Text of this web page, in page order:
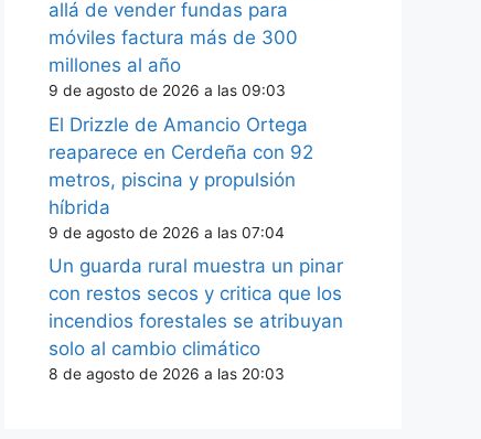
allá de vender fundas para
móviles factura más de 300
millones al año
9 de agosto de 2026 a las 09:03
El Drizzle de Amancio Ortega
reaparece en Cerdeña con 92
metros, piscina y propulsión
híbrida
9 de agosto de 2026 a las 07:04
Un guarda rural muestra un pinar
con restos secos y critica que los
incendios forestales se atribuyan
solo al cambio climático
8 de agosto de 2026 a las 20:03